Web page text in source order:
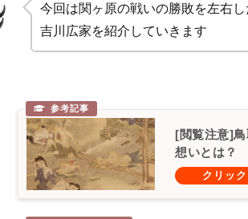
今回は関ヶ原の戦いの勝敗を左右
吉川広家を紹介していきます
[閲覧注意]
想いとは？